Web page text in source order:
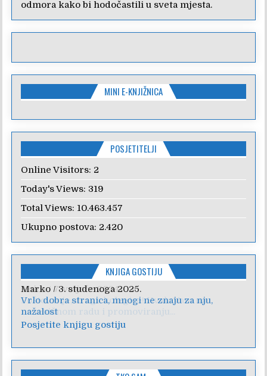
odmora kako bi hodočastili u sveta mjesta.
MINI E-KNJIŽNICA
POSJETITELJI
Online Visitors: 2
Today's Views: 319
Total Views: 10.463.457
Ukupno postova: 2.420
KNJIGA GOSTIJU
Anica/7. veljače 2024.
Poštovanje, draga kolegice! Hvala Vam na
nesebičnom radu i promoviranju...
Posjetite knjigu gostiju